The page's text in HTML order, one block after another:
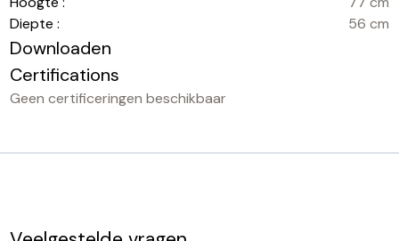
Diepte :
56 cm
Downloaden
Certifications
Geen certificeringen beschikbaar